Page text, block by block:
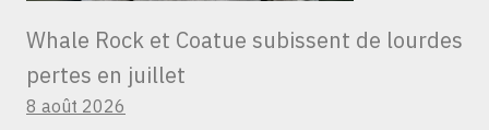
Whale Rock et Coatue subissent de lourdes
pertes en juillet
8 août 2026